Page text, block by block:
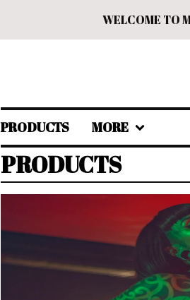
WELCOME TO
PRODUCTS MORE
PRODUCTS